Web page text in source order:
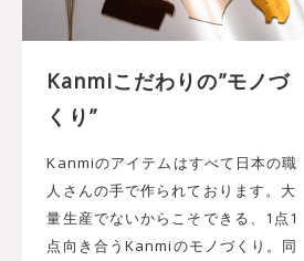
Kanmiこだわりの”モノづ
くり”
Kanmiのアイテムはすべて日本の職
人さんの手で作られております。大
量生産でないからこそできる、1点1
点向き合うKanmiのモノづくり。同